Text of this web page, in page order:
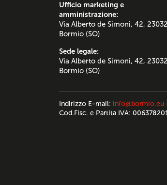
Ufficio marketing e
amministrazione:
Via Alberto de Simoni, 42, 23032
Bormio (SO)
Sede legale:
Via Alberto de Simoni, 42, 23032
Bormio (SO)
Indirizzo E-mail: info@bormio.eu
Cod.Fisc. e Partita IVA: